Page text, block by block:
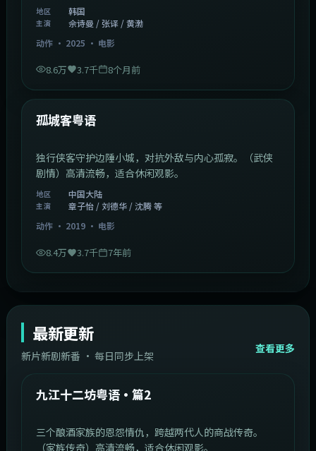
地区 韩国
主演
佘诗曼 / 张译 / 黄渤
动作· 2025 · 电影
8.6万 3.7千 8个月前
热门
孤城客粤语
独行侠客守护边陲小城，对抗外敌与内心孤寂。（武侠
剧情）高清流畅，适合休闲观影。
地区 中国大陆
主演
章子怡 / 刘德华 / 沈腾 等
动作· 2019· 电影
8.4万 3.7千 7年前
最新更新
新片新剧新番 · 每日同步上架
查看更多
最新
中国大陆 1:20:26
九江十二坊粤语·篇2
三个酿酒家族的恩怨情仇，跨越两代人的商战传奇。
（家族传奇）高清流畅，适合休闲观影。